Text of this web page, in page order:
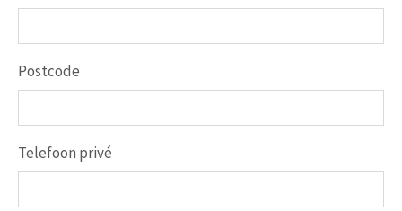
Postcode
Telefoon privé